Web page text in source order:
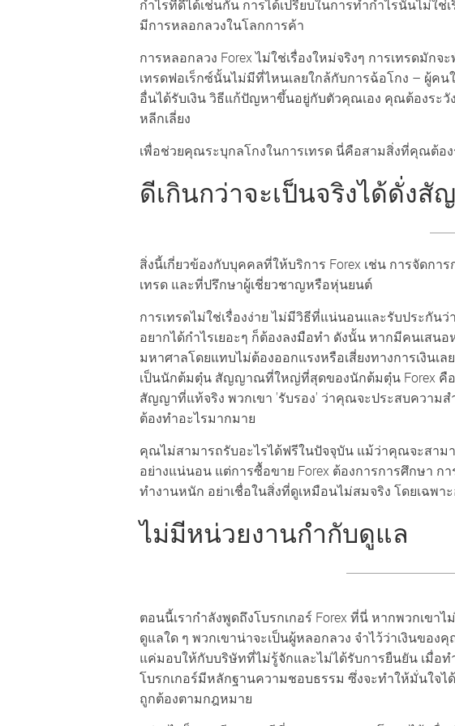
กำไรที่ดีได้เช่นกัน การได้เปรียบในการทำกำไรนั้นไม่ใช่เ
มีการหลอกลวงในโลกการค้า
การหลอกลวง Forex ไม่ใช่เรื่องใหม่จริงๆ การเทรดมัก
เทรดฟอเร็กซ์นั้นไม่มีที่ไหนเลยใกล้กับการฉ้อโกง – ผู้
อื่นได้รับเงิน วิธีแก้ปัญหาขึ้นอยู่กับตัวคุณเอง คุณต้องระ
หลีกเลี่ยง
เพื่อช่วยคุณระบุกลโกงในการเทรด นี่คือสามสิ่งที่คุณต้อง
ดีเกินกว่าจะเป็นจริงได้ดั่งสั
สิ่งนี้เกี่ยวข้องกับบุคคลที่ให้บริการ Forex เช่น การจัดก
เทรด และที่ปรึกษาผู้เชี่ยวชาญหรือหุ่นยนต์
การเทรดไม่ใช่เรื่องง่าย ไม่มีวิธีที่แน่นอนและรับประกัน
อยากได้กำไรเยอะๆ ก็ต้องลงมือทำ ดังนั้น หากมีคนเส
มหาศาลโดยแทบไม่ต้องออกแรงหรือเสี่ยงทางการเงินเ
เป็นนักต้มตุ๋น สัญญาณที่ใหญ่ที่สุดของนักต้มตุ๋น Forex คือ
สัญญาที่แท้จริง พวกเขา 'รับรอง' ว่าคุณจะประสบความส
ต้องทำอะไรมากมาย
คุณไม่สามารถรับอะไรได้ฟรีในปัจจุบัน แม้ว่าคุณจะสาม
อย่างแน่นอน แต่การซื้อขาย Forex ต้องการการศึกษา ก
ทำงานหนัก อย่าเชื่อในสิ่งที่ดูเหมือนไม่สมจริง โดยเฉพา
ไม่มีหน่วยงานกำกับดูแล
ตอนนี้เรากำลังพูดถึงโบรกเกอร์ Forex ที่นี่ หากพวกเขา
ดูแลใด ๆ พวกเขาน่าจะเป็นผู้หลอกลวง จำไว้ว่าเงินขอ
แค่มอบให้กับบริษัทที่ไม่รู้จักและไม่ได้รับการยืนยัน เมื่อท
โบรกเกอร์มีหลักฐานความชอบธรรม ซึ่งจะทำให้มั่นใจ
ถูกต้องตามกฎหมาย